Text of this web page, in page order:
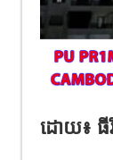
ដោយ៖ ធី